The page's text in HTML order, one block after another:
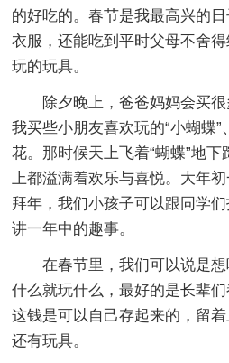
的好吃的。春节是我最高兴的
衣服，还能吃到平时父母不舍
玩的玩具。
除夕晚上，爸爸妈妈会买
我买些小朋友喜欢玩的“小蝴蝶”
花。那时候天上飞着“蝴蝶”地下
上都溢满着欢乐与喜悦。大年
拜年，我们小孩子可以跟同学
讲一年中的趣事。
在春节里，我们可以说是
什么就玩什么，最好的是长辈们
这钱是可以自己存起来的，留
还有玩具。